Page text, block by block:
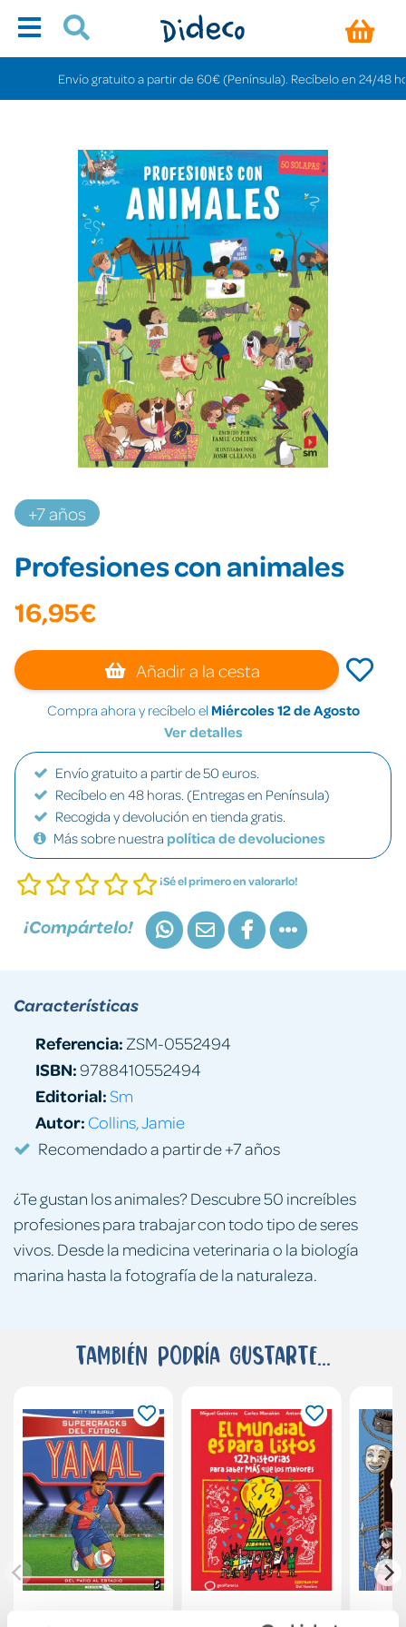
Envío gratuito a partir de 60€ (Península). Recíbelo en 24/48
+7 años
Profesiones con animales
16,95€
Añadir a la cesta
Compra ahora y recíbelo el Miércoles 12 de Agosto
Ver detalles
Envío gratuito a partir de 50 euros.
Recíbelo en 48 horas. (Entregas en Península)
Recogida y devolución en tienda gratis.
Más sobre nuestra política de devoluciones
¡Sé el primero en valorarlo!
¡Compártelo!
¿Te gustan los animales? Descubre 50 increíbles
profesiones para trabajar con todo tipo de seres
vivos. Desde la medicina veterinaria o la biología
marina hasta la fotografía de la naturaleza.
Características
Referencia: ZSM-0552494
ISBN:9788410552494
Editorial:Sm
Autor: Collins, Jamie
Recomendado a partir de +7 años
También podría gustarte...